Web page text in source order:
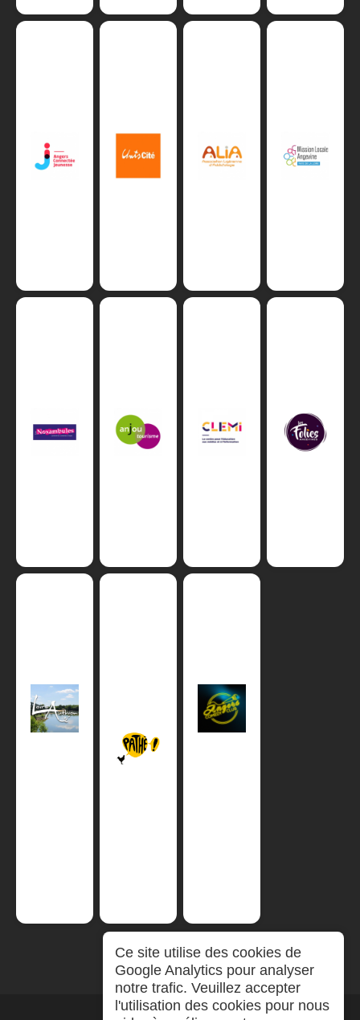
Ce site utilise des cookies de
Google Analytics pour analyser
notre trafic. Veuillez accepter
l'utilisation des cookies pour nous